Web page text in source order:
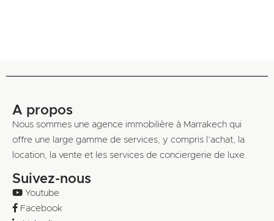
A propos
Nous sommes une agence immobilière à Marrakech qui
offre une large gamme de services, y compris l’achat, la
location, la vente et les services de conciergerie de luxe.
Suivez-nous
Youtube
Facebook